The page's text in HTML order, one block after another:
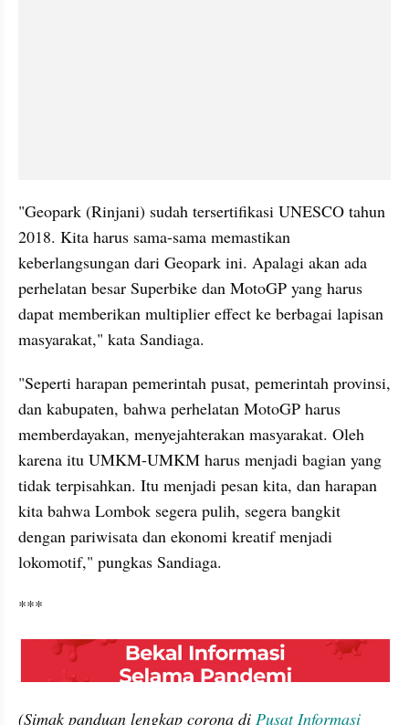
"Geopark (Rinjani) sudah tersertifikasi UNESCO tahun
2018. Kita harus sama-sama memastikan
keberlangsungan dari Geopark ini. Apalagi akan ada
perhelatan besar Superbike dan MotoGP yang harus
dapat memberikan multiplier effect ke berbagai lapisan
masyarakat," kata Sandiaga.
"Seperti harapan pemerintah pusat, pemerintah provinsi,
dan kabupaten, bahwa perhelatan MotoGP harus
memberdayakan, menyejahterakan masyarakat. Oleh
karena itu UMKM-UMKM harus menjadi bagian yang
tidak terpisahkan. Itu menjadi pesan kita, dan harapan
kita bahwa Lombok segera pulih, segera bangkit
dengan pariwisata dan ekonomi kreatif menjadi
lokomotif," pungkas Sandiaga.
***
embed from external kumparan
(Simak panduan lengkap corona di Pusat Informasi